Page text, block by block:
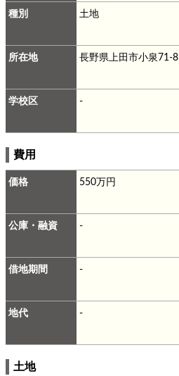
種別 土地
所在地 長野県上田市小泉71-8
学校区 -
費用
価格 550万円
公庫・融資 -
借地期間 -
地代 -
土地